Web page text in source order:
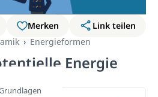
Merken
Link teilen
Energieformen
Energie